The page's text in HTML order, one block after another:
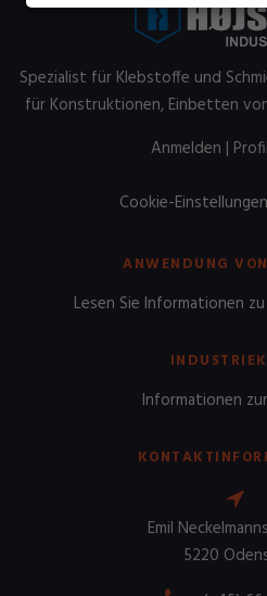
Spezialist für Klebstoffe und
für Konstruktionen, Einbetten
Anmelden |
Cookie-
ANWENDUNG
Lesen Sie Informationen
Informationen
Emil
5220